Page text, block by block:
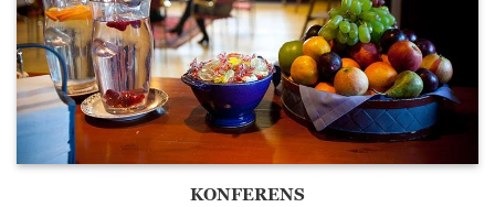
KONFERENS
webbplatsens
grundläggande
funktioner och
webbplatsen
fungerar inte
på det avsedda
sättet utan
dem. Dessa
inga personligt